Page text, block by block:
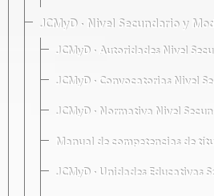
JCMyD · Nivel Secundario y
JCMyD · Autoridades Nivel
JCMyD · Convocatorias Nivel
JCMyD · Normativa Nivel
Manual de competencias de
JCMyD · Unidades Educativas